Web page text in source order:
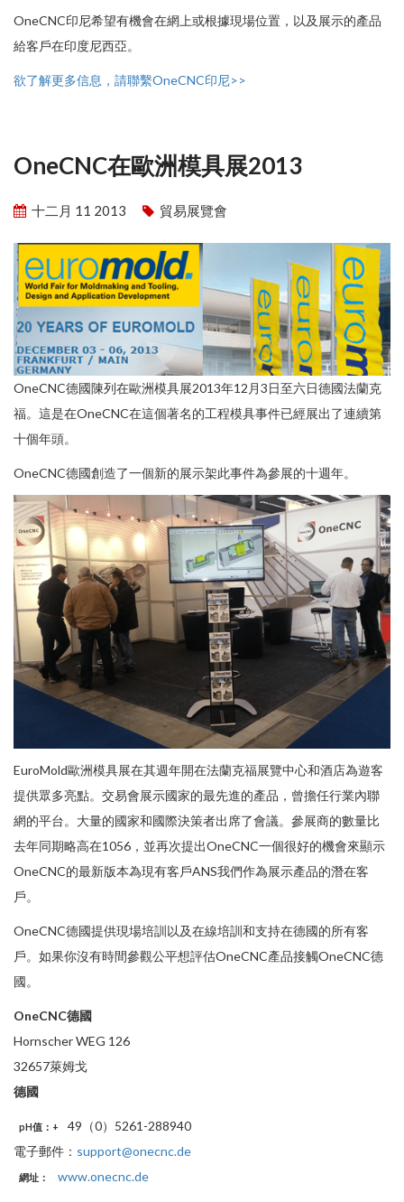
OneCNC印尼希望有機會在網上或根據現場位置，以及展示的產品
給客戶在印度尼西亞。
欲了解更多信息，請聯繫OneCNC印尼>>
OneCNC在歐洲模具展2013
十二月 11 2013 貿易展覽會
OneCNC德國陳列在歐洲模具展2013年12月3日至六日德國法蘭克
福。這是在OneCNC在這個著名的工程模具事件已經展出了連續第
十個年頭。
OneCNC德國創造了一個新的展示架此事件為參展的十週年。
EuroMold歐洲模具展在其週年開在法蘭克福展覽中心和酒店為遊客
提供眾多亮點。交易會展示國家的最先進的產品，曾擔任行業內聯
網的平台。大量的國家和國際決策者出席了會議。參展商的數量比
去年同期略高在1056，並再次提出OneCNC一個很好的機會來顯示
OneCNC的最新版本為現有客戶ANS我們作為展示產品的潛在客
戶。
OneCNC德國提供現場培訓以及在線培訓和支持在德國的所有客
戶。如果你沒有時間參觀公平想評估OneCNC產品接觸OneCNC德
國。
OneCNC德國
Hornscher WEG 126
32657萊姆戈
德國
pH值 ：+
49（0）5261-288940
電子郵件： support@onecnc.de
網址： www.onecnc.de